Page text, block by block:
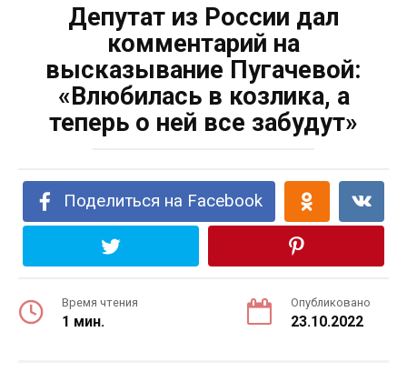
Депутат из России дал
комментарий на
высказывание Пугачевой:
«Влюбилась в козлика, а
теперь о ней все забудут»
Поделиться на Facebook
Время чтения
1 мин.
Опубликовано
23.10.2022